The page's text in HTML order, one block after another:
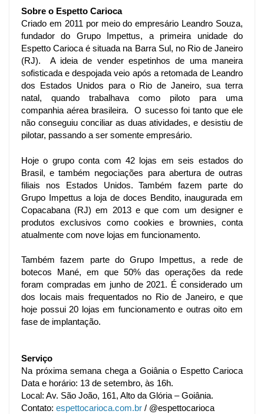
Sobre o Espetto Carioca
Criado em 2011 por meio do empresário Leandro Souza,
fundador do Grupo Impettus, a primeira unidade do
Espetto Carioca é situada na Barra Sul, no Rio de Janeiro
(RJ). A ideia de vender espetinhos de uma maneira
sofisticada e despojada veio após a retomada de Leandro
dos Estados Unidos para o Rio de Janeiro, sua terra
natal, quando trabalhava como piloto para uma
companhia aérea brasileira.  O sucesso foi tanto que ele
não conseguiu conciliar as duas atividades, e desistiu de
pilotar, passando a ser somente empresário.
Hoje o grupo conta com 42 lojas em seis estados do
Brasil, e também negociações para abertura de outras
filiais nos Estados Unidos. Também fazem parte do
Grupo Impettus a loja de doces Bendito, inaugurada em
Copacabana (RJ) em 2013 e que com um designer e
produtos exclusivos como cookies e brownies, conta
atualmente com nove lojas em funcionamento.
Também fazem parte do Grupo Impettus, a rede de
botecos Mané, em que 50% das operações da rede
foram compradas em junho de 2021. É considerado um
dos locais mais frequentados no Rio de Janeiro, e que
hoje possui 20 lojas em funcionamento e outras oito em
fase de implantação.
Serviço
Na próxima semana chega a Goiânia o Espetto Carioca
Data e horário: 13 de setembro, às 16h.
Local: Av. São João, 161, Alto da Glória – Goiânia.
Contato: espettocarioca.com.br / @espettocarioca